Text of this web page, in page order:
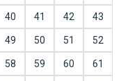
40 41 42 43
49 50 51 52
58 59 60 61